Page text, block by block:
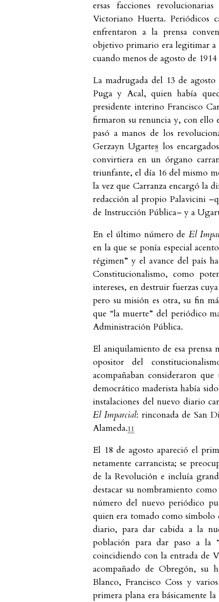
ersas facciones
Victoriano Huerta. Periódicos
enfrentaron a la prensa
objetivo primario era legitimar a
cuando menos de agosto de
La madrugada del 13 de
Puga y Acal, quien había
presidente interino Francisco
firmaron su renuncia y, con ello
pasó a manos de los
Gerzayn Ugarte8 los
convirtiera en un órgano
triunfante, el día 16 del mismo
la vez que Carranza encargó la
redacción al propio Palavicini
de Instrucción Pública– y a
En el último número de El
en la que se ponía especial
régimen” y el avance del país
Constitucionalismo, como
intereses, en destruir fuerzas
pero su misión es otra, su fin
que “la muerte” del periódico
Administración Pública.
El aniquilamiento de esa
opositor del
acompañaban consideraron
democrático maderista había
instalaciones del nuevo diario
El Imparcial: rinconada de San
Alameda.11
El 18 de agosto apareció el
netamente carrancista; se
de la Revolución e incluía
destacar su nombramiento
número del nuevo periódico
quien era tomado como símbolo
diario, para dar cabida a la
población para dar paso a la
coincidiendo con la entrada de
acompañado de Obregón, su
Blanco, Francisco Coss y
primera plana era básicamente